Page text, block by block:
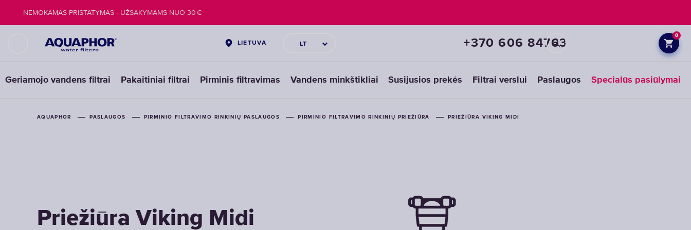
LIETUVA LT +370 606 84763
0
Geriamojo vandens filtrai Pakaitiniai filtrai Pirminis filtravimas Vandens minkštikliai Susijusios prekės Filtrai verslui Paslaugos Specialūs pasiūlymai
NEMOKAMAS PRISTATYMAS - UŽSAKYMAMS NUO 30 €
AQUAPHOR PASLAUGOS PIRMINIO FILTRAVIMO RINKINIŲ PASLAUGOS PIRMINIO FILTRAVIMO RINKINIŲ PRIEŽIŪRA PRIEŽIŪRA VIKING MIDI
Priežiūra Viking Midi